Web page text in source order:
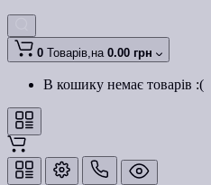
0 Товарів,на 0.00 грн
В кошику немає товарів :(